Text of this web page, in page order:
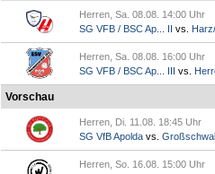
Herren, Sa. 08.08. 14:00 Uhr
SG VFB / BSC Ap... II vs.
Herren, Sa. 08.08. 16:00 Uhr
SG VFB / BSC Ap... III vs.
Vorschau
Herren, Di. 11.08. 18:45 Uhr
SG VfB Apolda vs.
Herren, So. 16.08. 15:00 Uhr